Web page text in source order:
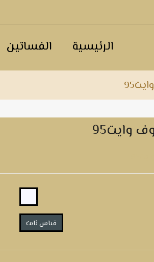
الرئيسية الفساتين
وايت95
قياس ثابت